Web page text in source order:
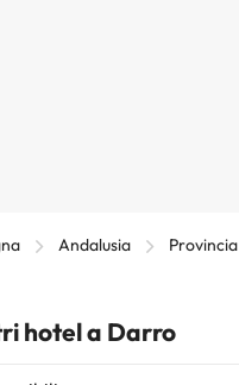
Andalusia
hotel a Darro